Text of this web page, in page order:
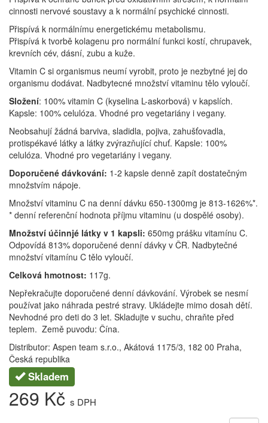
cinnosti nervové soustavy a k normální psychické cinnosti.
Přispívá k normálnímu energetickému metabolismu.
Přispívá k tvorbě kolagenu pro normální funkci kostí, chrupavek,
krevních cév, dásní, zubu a kuže.
Vitamin C si organismus neumí vyrobit, proto je nezbytné jej do
organismu dodávat. Nadbytecné množství vitaminu tělo vyloučí.
Složení: 100% vitamin C (kyselina L-askorbová) v kapslích.
Kapsle: 100% celulóza. Vhodné pro vegetariány i vegany.
Neobsahují žádná barviva, sladidla, pojiva, zahušťovadla,
protispékavé látky a látky zvýrazňující chuť. Kapsle: 100%
celulóza. Vhodné pro vegetariány i vegany.
Doporučené dávkování: 1-2 kapsle denně zapít dostatečným
množstvím nápoje.
Množství vitaminu C na denní dávku 650-1300mg je 813-1626%*.
* denní referenční hodnota příjmu vitaminu (u dospělé osoby).
Množství účinnjé látky v 1 kapsli: 650mg prášku vitamínu C.
Odpovídá 813% doporučené denní dávky v ČR. Nadbytečné
množství vitamínu C tělo vyloučí.
Celková hmotnost: 117g.
Nepřekračujte doporučené denní dávkování. Výrobek se nesmí
používat jako náhrada pestré stravy. Ukládejte mimo dosah dětí.
Nevhodné pro deti do 3 let. Skladujte v suchu, chraňte před
teplem. Země puvodu: Čína.
Distributor: Aspen team s.r.o., Akátová 1175/3, 182 00 Praha,
Česká republika
Skladem
269 Kč s DPH